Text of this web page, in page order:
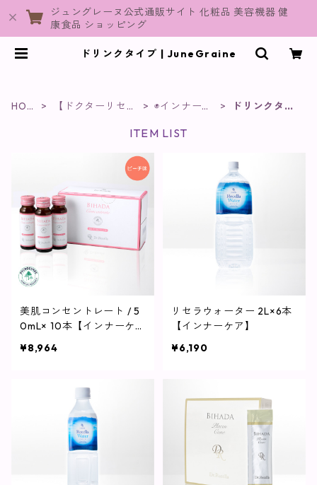
ジュングレーヌ公式通販サイト 化粧品 美容機器 健
康食品 ショッピング
ドリンクタイプ | JuneGraine
HOM
【ドクターリセ
◉インナーケ
ドリンクタイ
ITEM LIST
美肌コンセントレート / 5
0mL× 10本【インナーケ
¥8,964
リセラウォーター 2L×6本
【インナーケア】
¥6,190